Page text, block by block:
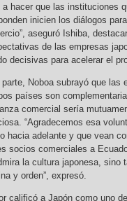
a hacer que las instituciones
inicien los diálogos
aseguró Ishiba,
de las empresas
decisivas para acelerar el
parte, Noboa subrayó que las
países son
comercial sería
“Agradecemos esa
hacia adelante y que vean
socios comerciales a
la cultura japonesa, sino
y orden”, expresó.
calificó a Japón como uno